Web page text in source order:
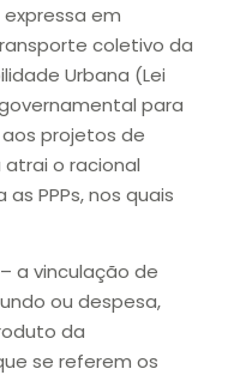
expressa em
coletivo da
Urbana (Lei
para
projetos de
o racional
PPPs, nos quais
a vinculação de
ou despesa,
da
se referem os